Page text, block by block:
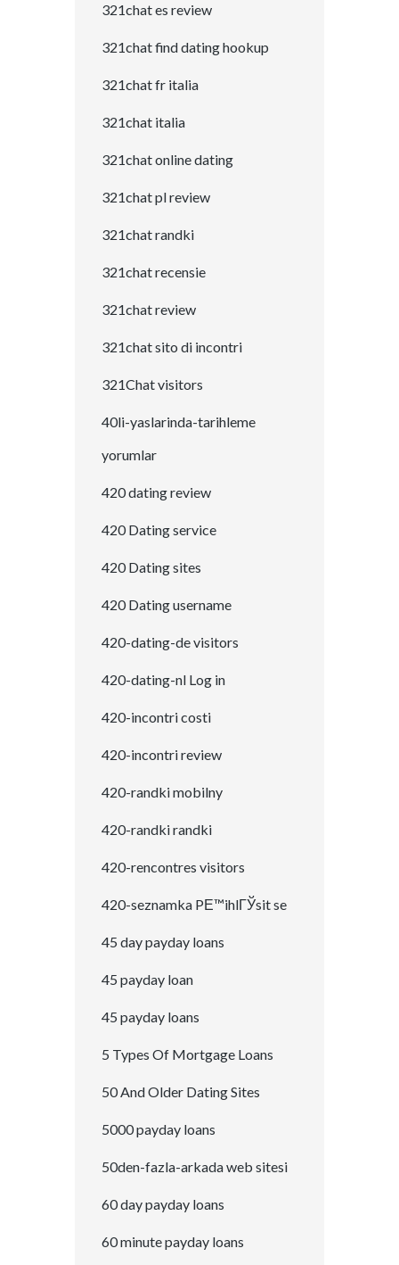
321chat es review
321chat find dating hookup
321chat fr italia
321chat italia
321chat online dating
321chat pl review
321chat randki
321chat recensie
321chat review
321chat sito di incontri
321Chat visitors
40li-yaslarinda-tarihleme
yorumlar
420 dating review
420 Dating service
420 Dating sites
420 Dating username
420-dating-de visitors
420-dating-nl Log in
420-incontri costi
420-incontri review
420-randki mobilny
420-randki randki
420-rencontres visitors
420-seznamka PЕ™ihlГЎsit se
45 day payday loans
45 payday loan
45 payday loans
5 Types Of Mortgage Loans
50 And Older Dating Sites
5000 payday loans
50den-fazla-arkada web sitesi
60 day payday loans
60 minute payday loans